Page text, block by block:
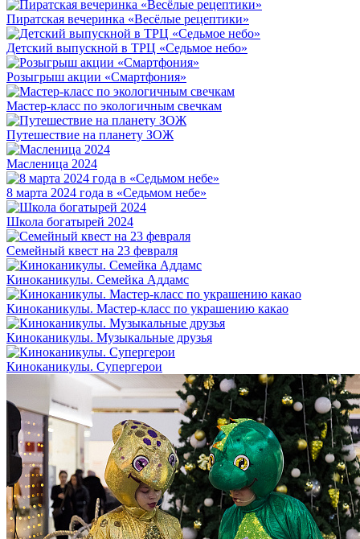
Пиратская вечеринка «Весёлые рецептики»
Детский выпускной в ТРЦ «Седьмое небо»
Розыгрыш акции «Смартфония»‎
Мастер-класс по экологичным свечкам
Путешествие на планету ЗОЖ
Масленица 2024
8 марта 2024 года в «Седьмом небе»
Школа богатырей 2024
Семейный квест на 23 февраля
Киноканикулы. Семейка Аддамс
Киноканикулы. Мастер-класс по украшению какао
Киноканикулы. Музыкальные друзья
Киноканикулы. Супергерои